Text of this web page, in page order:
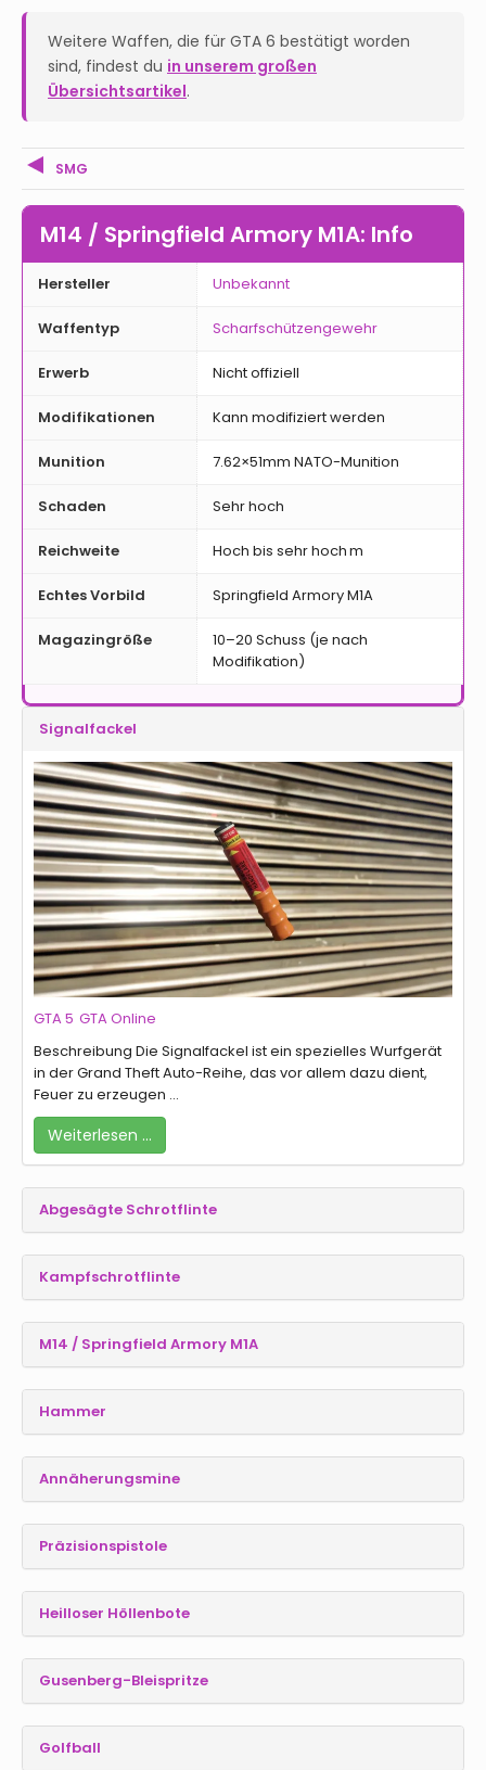
Weitere Waffen, die für GTA 6 bestätigt worden
sind, findest du in unserem großen
Übersichtsartikel.
SMG
M14 / Springfield Armory M1A: Info
Hersteller Unbekannt
Waffentyp Scharfschützengewehr
Erwerb Nicht offiziell
Modifikationen Kann modifiziert werden
Munition 7.62×51mm NATO-Munition
Schaden Sehr hoch
Reichweite Hoch bis sehr hoch m
Echtes Vorbild Springfield Armory M1A
Magazingröße
10–20 Schuss (je nach
Modifikation)
Signalfackel
GTA 5 GTA Online
Beschreibung Die Signalfackel ist ein spezielles Wurfgerät
in der Grand Theft Auto-Reihe, das vor allem dazu dient,
Feuer zu erzeugen ...
Weiterlesen …
Abgesägte Schrotflinte
Kampfschrotflinte
M14 / Springfield Armory M1A
Hammer
Annäherungsmine
Präzisionspistole
Heilloser Höllenbote
Gusenberg-Bleispritze
Golfball